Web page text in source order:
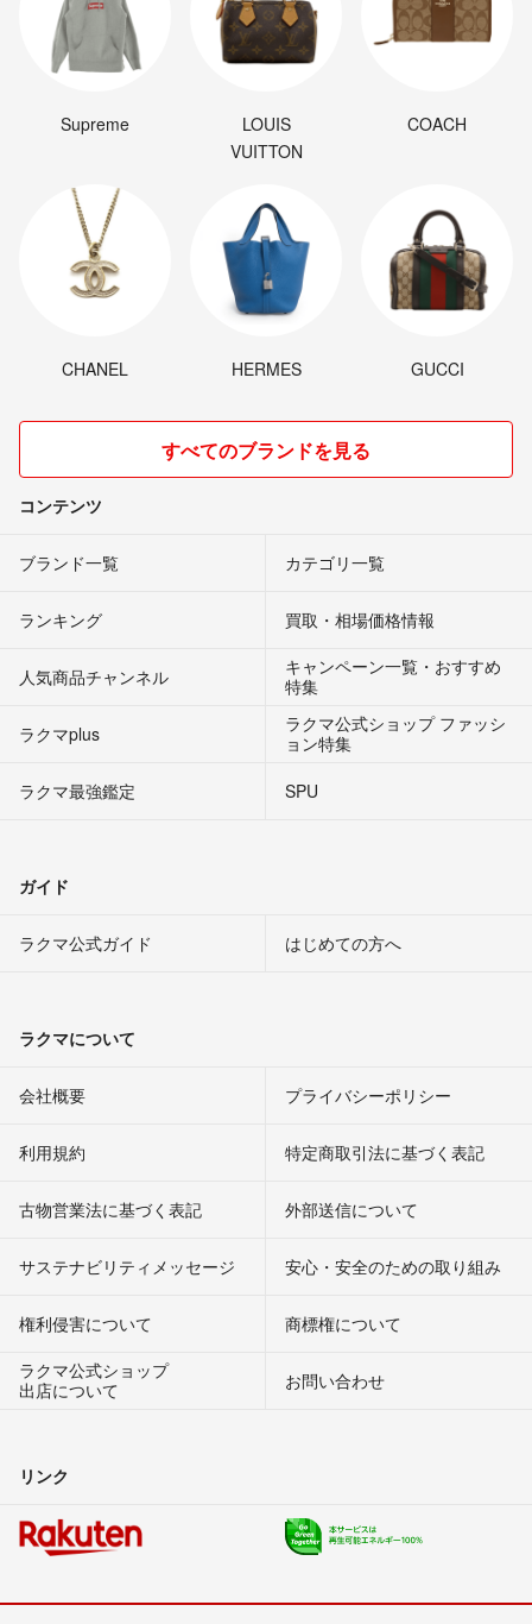
Supreme
LOUIS
VUITTON
COACH
CHANEL HERMES GUCCI
すべてのブランドを見る
コンテンツ
ブランド一覧 カテゴリ一覧
ランキング 買取・相場価格情報
人気商品チャンネル
キャンペーン一覧・おすすめ
特集
ラクマplus
ラクマ公式ショップ ファッシ
ョン特集
ラクマ最強鑑定
SPU
ガイド
ラクマ公式ガイド はじめての方へ
ラクマについて
会社概要 プライバシーポリシー
利用規約 特定商取引法に基づく表記
古物営業法に基づく表記 外部送信について
サステナビリティメッセージ 安心・安全のための取り組み
権利侵害について
商標権について
ラクマ公式ショップ
出店について
お問い合わせ
リンク